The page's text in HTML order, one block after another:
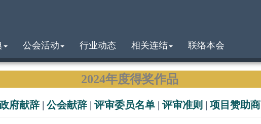
公会活动 行业动态 相关连结 联络本会
2024年度得奖作品
府献辞 | 公会献辞 | 评审委员名单 | 评审准则 | 项目赞助商